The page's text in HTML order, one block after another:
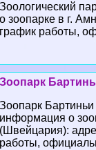
Зоологический
о зоопарке в г.
график работы,
Зоопарк
Зоопарк
информация о
(Швейцария):
работы,